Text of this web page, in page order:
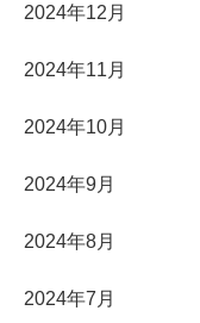
2024年12月
2024年11月
2024年10月
2024年9月
2024年8月
2024年7月